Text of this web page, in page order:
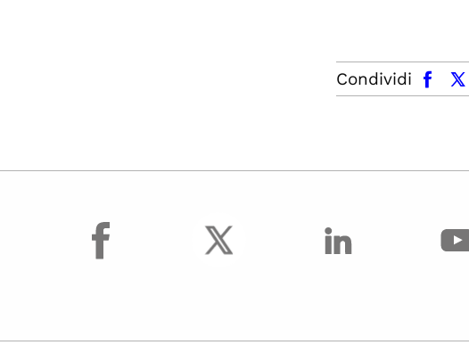
Condividi
facebook x.com
facebook